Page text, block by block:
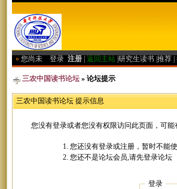
» 您尚未 登录 注册 返回主站 研究生读书 推荐
三农中国读书论坛 » 论坛提示
三农中国读书论坛 提示信息
您没有登录或者您没有权限访问此页面，可能
您还没有登录或注册，暂时不能
您还不是论坛会员,请先登录论坛
登录